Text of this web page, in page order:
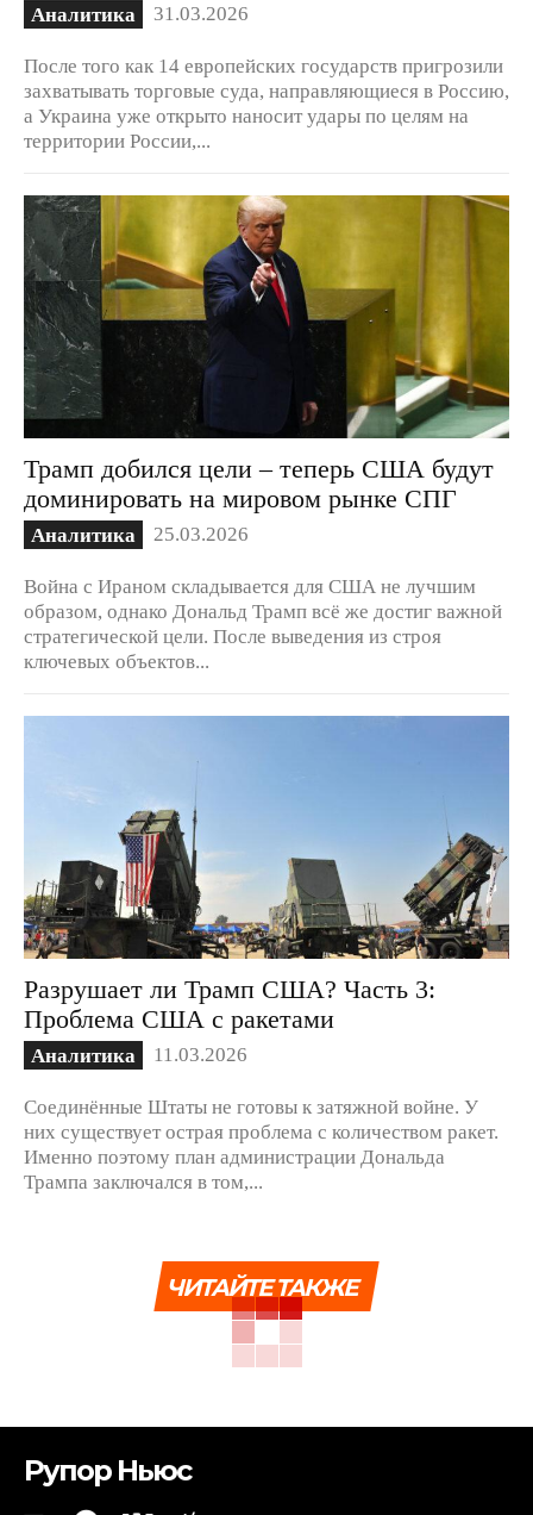
Аналитика 31.03.2026
После того как 14 европейских государств пригрозили
захватывать торговые суда, направляющиеся в Россию,
а Украина уже открыто наносит удары по целям на
территории России,...
Трамп добился цели – теперь США будут
доминировать на мировом рынке СПГ
Аналитика 25.03.2026
Война с Ираном складывается для США не лучшим
образом, однако Дональд Трамп всё же достиг важной
стратегической цели. После выведения из строя
ключевых объектов...
Разрушает ли Трамп США? Часть 3:
Проблема США с ракетами
Аналитика 11.03.2026
Соединённые Штаты не готовы к затяжной войне. У
них существует острая проблема с количеством ракет.
Именно поэтому план администрации Дональда
Трампа заключался в том,...
ЧИТАЙТЕ ТАКЖЕ
Рупор Ньюс